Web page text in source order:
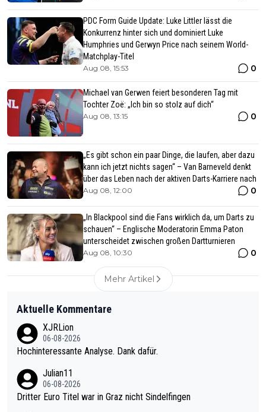
PDC Form Guide Update: Luke Littler lässt die
Konkurrenz hinter sich und dominiert Luke
Humphries und Gerwyn Price nach seinem World-
Matchplay-Titel
Aug 08, 15:53 0
Michael van Gerwen feiert besonderen Tag mit
Tochter Zoë: „Ich bin so stolz auf dich“
Aug 08, 13:15 0
„Es gibt schon ein paar Dinge, die laufen, aber dazu
kann ich jetzt nichts sagen“ – Van Barneveld denkt
über das Leben nach der aktiven Darts-Karriere nach
Aug 08, 12:00 0
„In Blackpool sind die Fans wirklich da, um Darts zu
schauen“ – Englische Moderatorin Emma Paton
unterscheidet zwischen großen Dartturnieren
Aug 08, 10:30 0
Mehr Artikel
Aktuelle Kommentare
XJRLion
06-08-2026
Hochinteressante Analyse. Dank dafür.
Julian11
06-08-2026
Dritter Euro Titel war in Graz nicht Sindelfingen